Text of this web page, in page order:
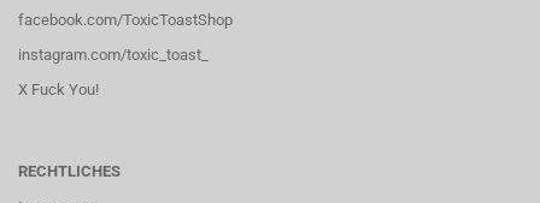
facebook.com/ToxicToastShop
instagram.com/toxic_toast_
X Fuck You!
RECHTLICHES